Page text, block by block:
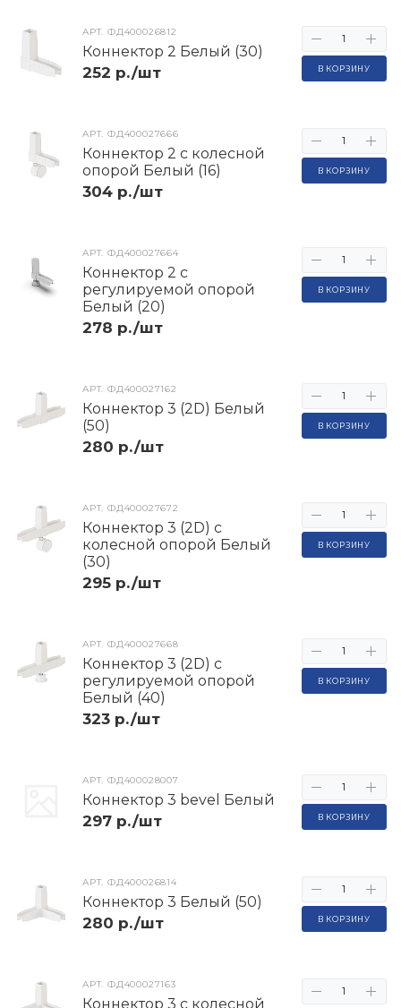
АРТ.ФД400027163
Коннектор 3 с колесной
АРТ.ФД400026814
Коннектор 3 Белый (50)
280 р./шт В КОРЗИНУ
АРТ.ФД400028007
Коннектор 3 bevel Белый
297 р./шт В КОРЗИНУ
АРТ.ФД400027668
Коннектор 3 (2D) с
регулируемой опорой
Белый (40)
323 р./шт
В КОРЗИНУ
АРТ.ФД400027672
Коннектор 3 (2D) с
колесной опорой Белый
(30)
295 р./шт
В КОРЗИНУ
АРТ.ФД400027162
Коннектор 3 (2D) Белый
(50)
280 р./шт
В КОРЗИНУ
АРТ.ФД400027664
Коннектор 2 с
регулируемой опорой
Белый (20)
278 р./шт
В КОРЗИНУ
АРТ.ФД400027666
Коннектор 2 с колесной
опорой Белый (16)
304 р./шт
В КОРЗИНУ
АРТ.ФД400026812
Коннектор 2 Белый (30)
252 р./шт В КОРЗИНУ